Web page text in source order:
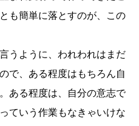
も簡単に落とすのが、この
うように、われわれはまだ
で、ある程度はもちろん自
ある程度は、自分の意志で
ていう作業もなきゃいけな